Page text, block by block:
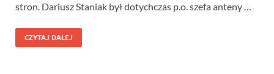
stron. Dariusz Staniak był dotychczas p.o. szefa anteny …
CZYTAJ DALEJ